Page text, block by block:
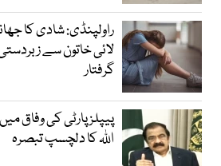
راولپنڈی: شادی کا
لائی خاتون سے
گرفتار
پیپلز پارٹی کی وفاق
اللہ کا دلچسپ تبصرہ